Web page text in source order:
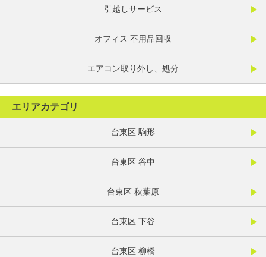
引越しサービス
オフィス 不用品回収
エアコン取り外し、処分
エリアカテゴリ
台東区 駒形
台東区 谷中
台東区 秋葉原
台東区 下谷
台東区 柳橋